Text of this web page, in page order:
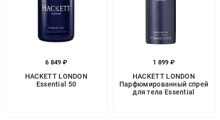
6 849 ₽
HACKETT LONDON
Essential 50
1 899 ₽
HACKETT LONDON
Парфюмированный спрей
для тела Essential